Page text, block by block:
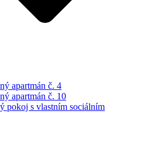
apartmán č. 4
apartmán č. 10
pokoj s vlastním sociálním